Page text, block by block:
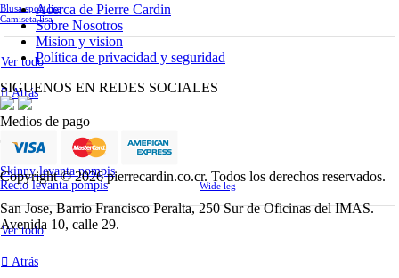
Blusa sport lisa
Camiseta lisa
Ver todo
Atrás
Jeans
Skinny levanta pompis
Recto levanta pompis
Wide leg
Ver todo
Atrás
Acerca de Pierre Cardin
Sobre Nosotros
Mision y vision
Política de privacidad y seguridad
SIGUENOS EN REDES SOCIALES
Medios de pago
Copyright © 2026 pierrecardin.co.cr. Todos los derechos reservados.
San Jose, Barrio Francisco Peralta, 250 Sur de Oficinas del IMAS.
Avenida 10, calle 29.